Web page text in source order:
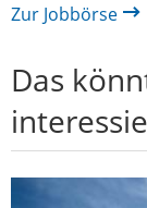
Zur Jobbörse
Das